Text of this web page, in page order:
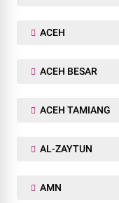
ACEH
ACEH BESAR
ACEH TAMIANG
AL-ZAYTUN
AMN